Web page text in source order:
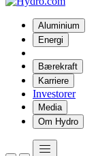
Aluminium
Energi
Bærekraft
Karriere
Investorer
Media
Om Hydro